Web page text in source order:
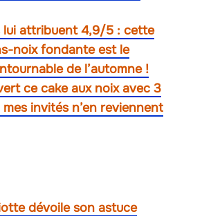
lui attribuent 4,9/5 : cette
noix fondante est le
de l’automne !
ce cake aux noix avec 3
invités n’en reviennent
dévoile son astuce